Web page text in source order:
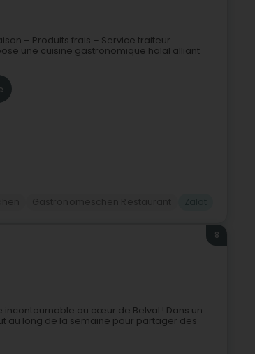
– Produits frais – Service traiteur
une cuisine gastronomique halal alliant
8
incontournable au cœur de Belval ! Dans un
au long de la semaine pour partager des